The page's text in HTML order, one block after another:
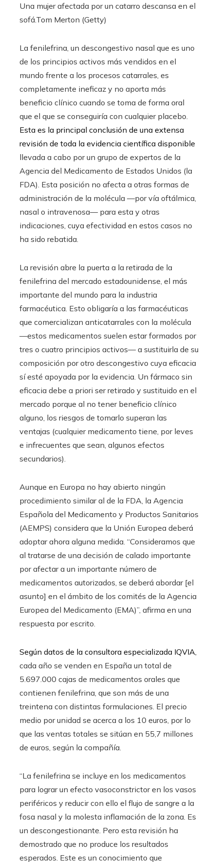
Una mujer afectada por un catarro descansa en el
sofá.Tom Merton (Getty)
La fenilefrina, un descongestivo nasal que es uno
de los principios activos más vendidos en el
mundo frente a los procesos catarrales, es
completamente ineficaz y no aporta más
beneficio clínico cuando se toma de forma oral
que el que se conseguiría con cualquier placebo.
Esta es la principal conclusión de una extensa
revisión de toda la evidencia científica disponible
llevada a cabo por un grupo de expertos de la
Agencia del Medicamento de Estados Unidos (la
FDA). Esta posición no afecta a otras formas de
administración de la molécula —por vía oftálmica,
nasal o intravenosa— para esta y otras
indicaciones, cuya efectividad en estos casos no
ha sido rebatida.
La revisión abre la puerta a la retirada de la
fenilefrina del mercado estadounidense, el más
importante del mundo para la industria
farmacéutica. Esto obligaría a las farmacéuticas
que comercializan anticatarrales con la molécula
—estos medicamentos suelen estar formados por
tres o cuatro principios activos— a sustituirla de su
composición por otro descongestivo cuya eficacia
sí esté apoyada por la evidencia. Un fármaco sin
eficacia debe a priori ser retirado y sustituido en el
mercado porque al no tener beneficio clínico
alguno, los riesgos de tomarlo superan las
ventajas (cualquier medicamento tiene, por leves
e infrecuentes que sean, algunos efectos
secundarios).
Aunque en Europa no hay abierto ningún
procedimiento similar al de la FDA, la Agencia
Española del Medicamento y Productos Sanitarios
(AEMPS) considera que la Unión Europea deberá
adoptar ahora alguna medida. “Consideramos que
al tratarse de una decisión de calado importante
por afectar a un importante número de
medicamentos autorizados, se deberá abordar [el
asunto] en el ámbito de los comités de la Agencia
Europea del Medicamento (EMA)”, afirma en una
respuesta por escrito.
Según datos de la consultora especializada IQVIA,
cada año se venden en España un total de
5.697.000 cajas de medicamentos orales que
contienen fenilefrina, que son más de una
treintena con distintas formulaciones. El precio
medio por unidad se acerca a los 10 euros, por lo
que las ventas totales se sitúan en 55,7 millones
de euros, según la compañía.
“La fenilefrina se incluye en los medicamentos
para lograr un efecto vasoconstrictor en los vasos
periféricos y reducir con ello el flujo de sangre a la
fosa nasal y la molesta inflamación de la zona. Es
un descongestionante. Pero esta revisión ha
demostrado que no produce los resultados
esperados. Este es un conocimiento que